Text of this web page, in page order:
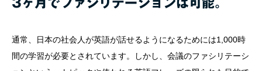
3ヶ月でファシリテーションは可能。
通常、日本の社会人が英語が話せるようになるためには1,000時
間の学習が必要とされています。しかし、会議のファシリテーシ